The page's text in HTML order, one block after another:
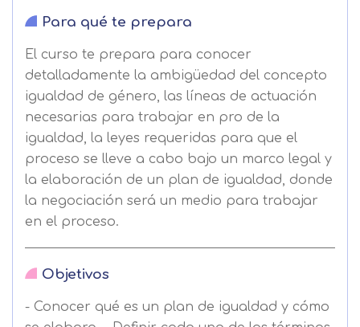
Para qué te prepara
El curso te prepara para conocer
detalladamente la ambigüedad del concepto
igualdad de género, las líneas de actuación
necesarias para trabajar en pro de la
igualdad, la leyes requeridas para que el
proceso se lleve a cabo bajo un marco legal y
la elaboración de un plan de igualdad, donde
la negociación será un medio para trabajar
en el proceso.
Objetivos
- Conocer qué es un plan de igualdad y cómo